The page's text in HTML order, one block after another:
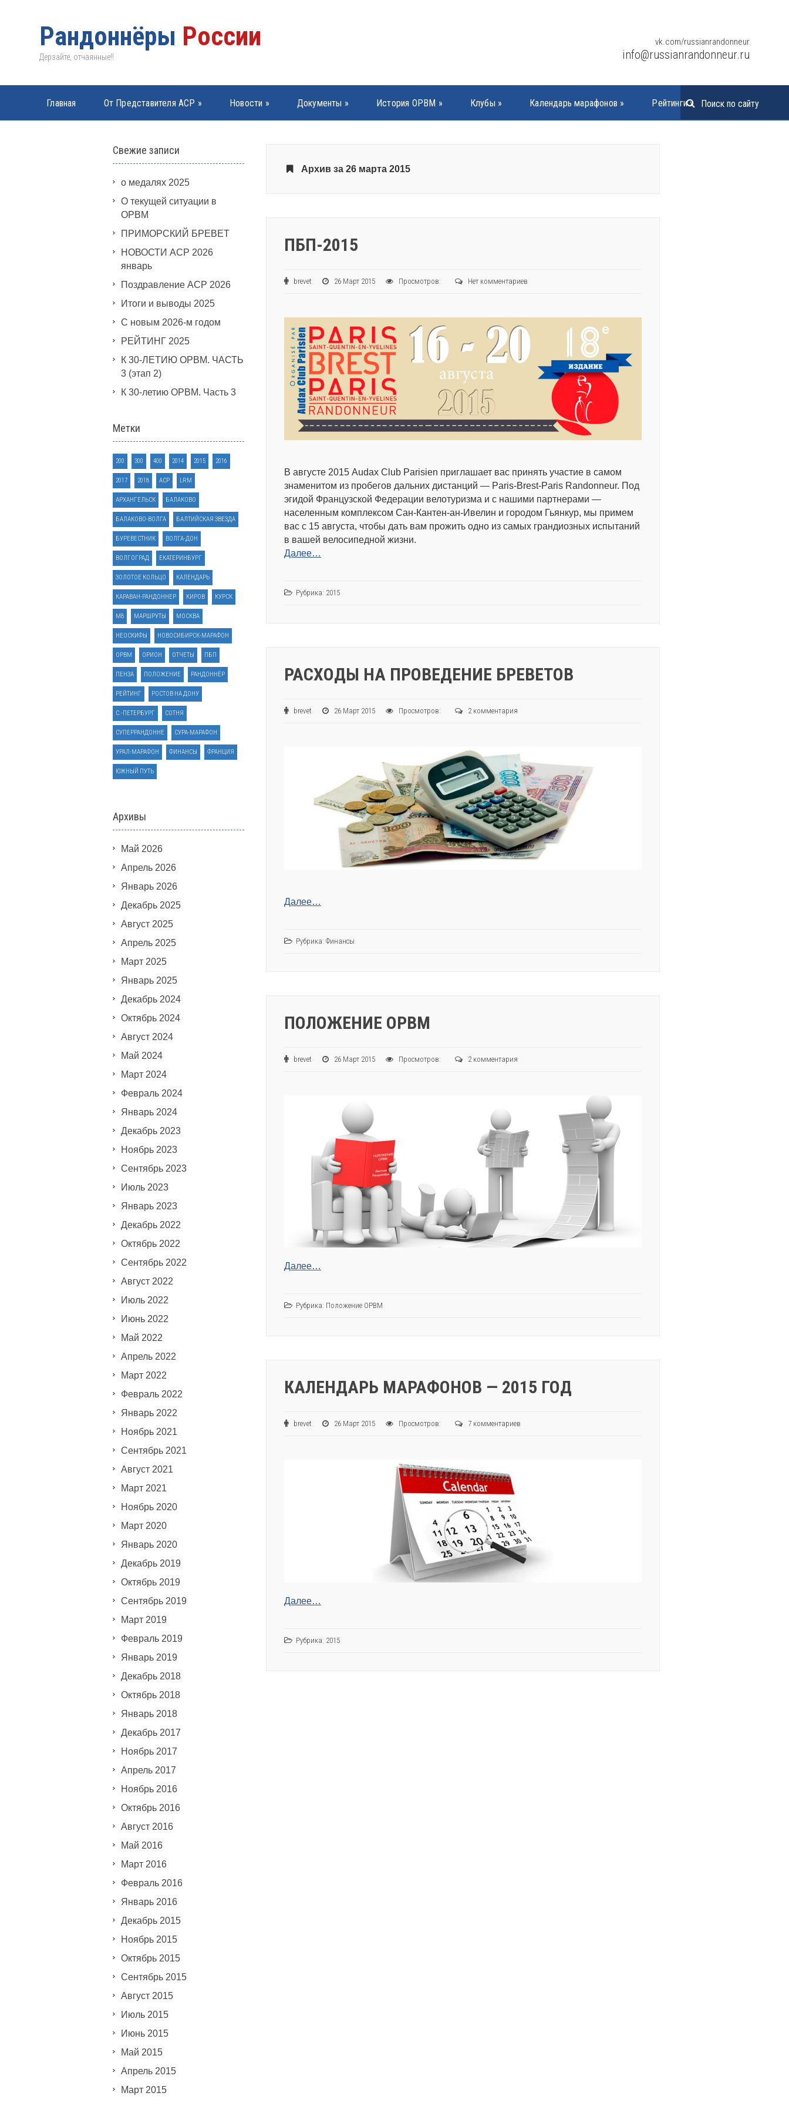
Рандоннёры России
Дерзайте, отчаянные!!
vk.com/russianrandonneur
info@russianrandonneur.ru
Главная От Представителя АСР » Новости » Документы » История ОРВМ » Клубы » Календарь марафонов » Рейтинги»
Архив за 26 марта 2015
ПБП-2015
brevet 26 Март 2015 Просмотров: Нет комментариев
В августе 2015 Audax Club Parisien приглашает вас принять участие в самом
знаменитом из пробегов дальних дистанций — Paris-Brest-Paris Randonneur. Под
эгидой Французской Федерации велотуризма и с нашими партнерами —
населенным комплексом Сан-Кантен-ан-Ивелин и городом Гьянкур, мы примем
вас с 15 августа, чтобы дать вам прожить одно из самых грандиозных испытаний
в вашей велосипедной жизни.
Далее…
Рубрика: 2015
РАСХОДЫ НА ПРОВЕДЕНИЕ БРЕВЕТОВ
brevet 26 Март 2015 Просмотров: 2 комментария
Далее…
Рубрика:Финансы
ПОЛОЖЕНИЕ ОРВМ
brevet 26 Март 2015 Просмотров: 2 комментария
Далее…
Рубрика: Положение ОРВМ
КАЛЕНДАРЬ МАРАФОНОВ — 2015 ГОД
brevet 26 Март 2015 Просмотров: 7 комментариев
Далее…
Рубрика: 2015
Свежие записи
о медалях 2025
О текущей ситуации в
ОРВМ
ПРИМОРСКИЙ БРЕВЕТ
НОВОСТИ АСР 2026
январь
Поздравление АСР 2026
Итоги и выводы 2025
С новым 2026-м годом
РЕЙТИНГ 2025
К 30-ЛЕТИЮ ОРВМ. ЧАСТЬ
3 (этап 2)
К 30-летию ОРВМ. Часть 3
Метки
200 300 400 2014 2015 2016
2017 2018 ACP LRM
АРХАНГЕЛЬСК БАЛАКОВО
БАЛАКОВО-ВОЛГА БАЛТИЙСКАЯ ЗВЕЗДА
БУРЕВЕСТНИК ВОЛГА-ДОН
ВОЛГОГРАД ЕКАТЕРИНБУРГ
ЗОЛОТОЕ КОЛЬЦО КАЛЕНДАРЬ
КАРАВАН-РАНДОННЕР КИРОВ КУРСК
М8 МАРШРУТЫ МОСКВА
НЕОСКИФЫ НОВОСИБИРСК-МАРАФОН
ОРВМ ОРИОН ОТЧЕТЫ ПБП
ПЕНЗА ПОЛОЖЕНИЕ РАНДОННЁР
РЕЙТИНГ РОСТОВ НА ДОНУ
С.-ПЕТЕРБУРГ СОТНЯ
СУПЕРРАНДОННЕ СУРА-МАРАФОН
УРАЛ-МАРАФОН ФИНАНСЫ ФРАНЦИЯ
ЮЖНЫЙ ПУТЬ
Архивы
Май 2026
Апрель 2026
Январь 2026
Декабрь 2025
Август 2025
Апрель 2025
Март 2025
Январь 2025
Декабрь 2024
Октябрь 2024
Август 2024
Май 2024
Март 2024
Февраль 2024
Январь 2024
Декабрь 2023
Ноябрь 2023
Сентябрь 2023
Июль 2023
Январь 2023
Декабрь 2022
Октябрь 2022
Сентябрь 2022
Август 2022
Июль 2022
Июнь 2022
Май 2022
Апрель 2022
Март 2022
Февраль 2022
Январь 2022
Ноябрь 2021
Сентябрь 2021
Август 2021
Март 2021
Ноябрь 2020
Март 2020
Январь 2020
Декабрь 2019
Октябрь 2019
Сентябрь 2019
Март 2019
Февраль 2019
Январь 2019
Декабрь 2018
Октябрь 2018
Январь 2018
Декабрь 2017
Ноябрь 2017
Апрель 2017
Ноябрь 2016
Октябрь 2016
Август 2016
Май 2016
Март 2016
Февраль 2016
Январь 2016
Декабрь 2015
Ноябрь 2015
Октябрь 2015
Сентябрь 2015
Август 2015
Июль 2015
Июнь 2015
Май 2015
Апрель 2015
Март 2015